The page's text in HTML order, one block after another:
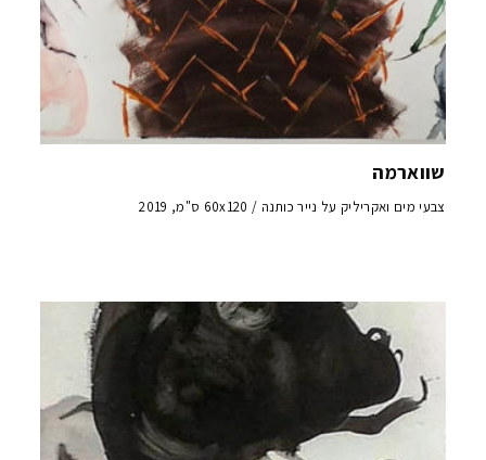
שווארמה
צבעי מים ואקריליק על נייר כותנה / 60x120 ס"מ, 2019